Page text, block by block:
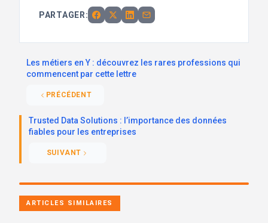
PARTAGER:
Les métiers en Y : découvrez les rares professions qui
commencent par cette lettre
PRÉCÉDENT
Trusted Data Solutions : l’importance des données
fiables pour les entreprises
SUIVANT
ARTICLES SIMILAIRES